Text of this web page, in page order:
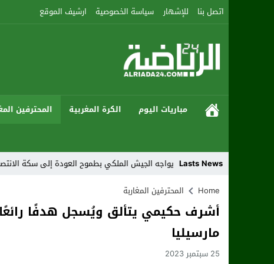
اتصل بنا للإشهار سياسة الخصوصية ارشيف الموقع
مباريات اليوم الكرة المغربية المحترفين
Lasts News
أكادير يواجه الجيش الملكي بطموح العودة إلى سكة الانتصارات
Home
المحترفين المغاربة
أشرف حكيمي يتألق ويُسجل هدفًا
مارسيليا
25 سبتمبر 2023